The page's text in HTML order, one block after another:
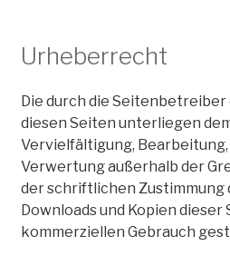
Urheberrecht
Die durch die
diesen Seiten unterliegen
Vervielfältigung,
Verwertung außerhalb der
der schriftlichen Zustimmung
Downloads und Kopien
kommerziellen Gebrauch